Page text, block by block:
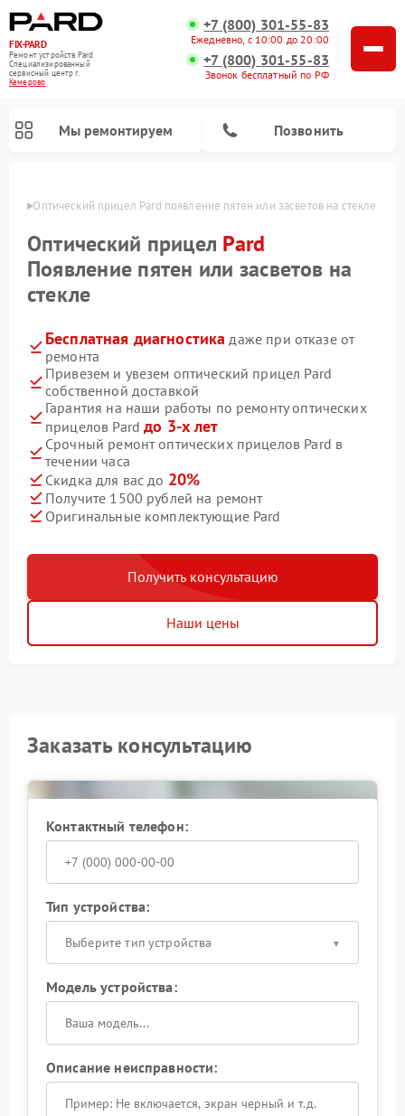
FIX-PARD
Ремонт устройств Pard
Специализированный
cервисный центр г.
Кемерово
+7 (800) 301-55-83
Ежедневно, с 10:00 до 20:00
+7 (800) 301-55-83
Звонок бесплатный по РФ
Мы ремонтируем Позвонить
Оптический прицел Pard появление пятен или засветов на стекле
Оптический прицел Pard
Появление пятен или засветов на
стекле
Бесплатная диагностика даже при отказе от
ремонта
Привезем и увезем оптический прицел Pard
собственной доставкой
Гарантия на наши работы по ремонту оптических
прицелов Pardдо 3-х лет
Срочный ремонт оптических прицелов Pard в
течении часа
Скидка для вас до 20%
Получите 1500 рублей на ремонт
Оригинальные комплектующие Pard
Получить консультацию
Наши цены
Заказать консультацию
Контактный телефон:
Тип устройства:
Выберите тип устройства
Модель устройства:
Описание неисправности: